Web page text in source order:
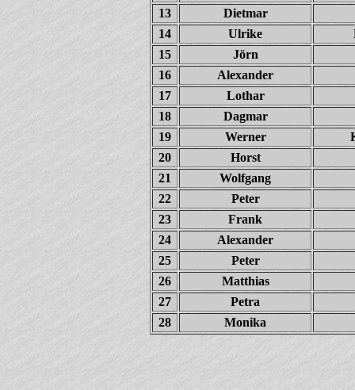
13
Dietmar
14
Ulrike
15
Jörn
16
Alexander
17
Lothar
18
Dagmar
19
Werner
20
Horst
21
Wolfgang
22
Peter
23
Frank
24
Alexander
25
Peter
26
Matthias
27
Petra
28
Monika